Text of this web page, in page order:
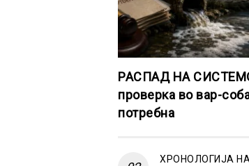
РАСПАД НА
проверка во вар-
потребна
ХРОНОЛОГИЈА